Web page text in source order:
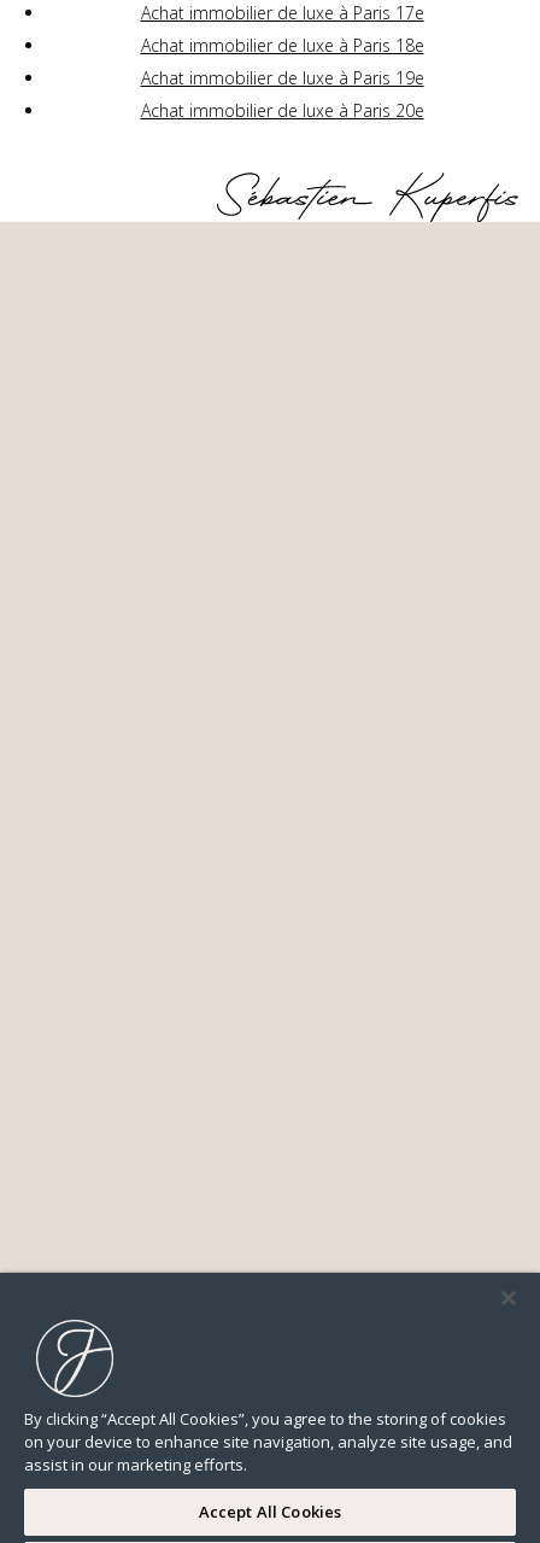
Achat immobilier de luxe à Paris 17e
Achat immobilier de luxe à Paris 18e
Achat immobilier de luxe à Paris 19e
Achat immobilier de luxe à Paris 20e
By clicking “Accept All Cookies”, you agree to the storing of cookies
on your device to enhance site navigation, analyze site usage, and
assist in our marketing efforts.
Accept All Cookies